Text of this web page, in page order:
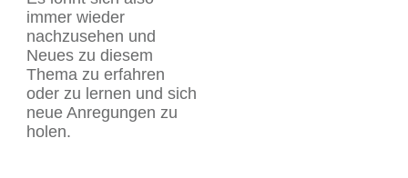
immer wieder
nachzusehen und
Neues zu diesem
Thema zu erfahren
oder zu lernen und sich
neue Anregungen zu
holen.